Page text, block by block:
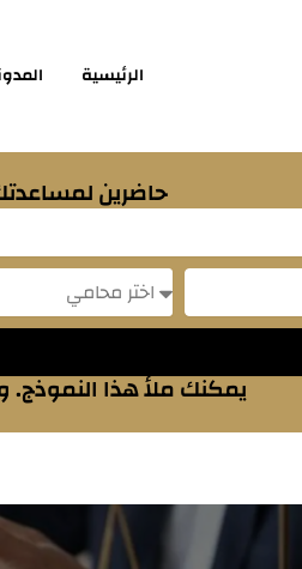
الرئيسية
حاضرين
Message
يمكنك ملأ هذا